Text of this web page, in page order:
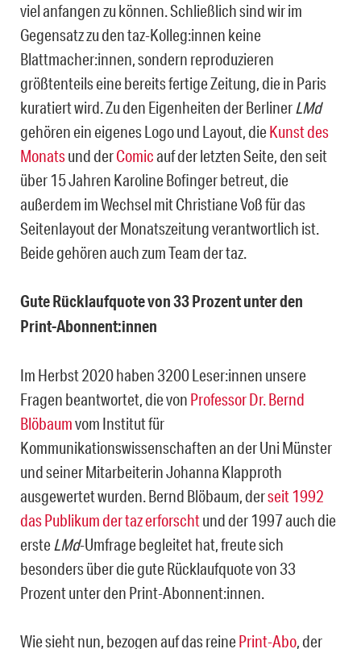
viel anfangen zu können. Schließlich sind wir im
Gegensatz zu den taz-Kolleg:innen keine
Blattmacher:innen, sondern reproduzieren
größtenteils eine bereits fertige Zeitung, die in Paris
kuratiert wird. Zu den Eigenheiten der BerlinerLMd
gehören ein eigenes Logo und Layout, dieKunst des
Monatsund derComicauf der letzten Seite, den seit
über 15 Jahren Karoline Bofinger betreut, die
außerdem im Wechsel mit Christiane Voß für das
Seitenlayout der Monatszeitung verantwortlich ist.
Beide gehören auch zum Team der taz.
Gute Rücklaufquote von 33 Prozent unter den
Print-Abonnent:innen
Im Herbst 2020 haben 3200 Leser:innen unsere
Fragen beantwortet, die von Professor Dr. Bernd
Blöbaumvom Institut für
Kommunikationswissenschaften an der Uni Münster
und seiner Mitarbeiterin Johanna Klapproth
ausgewertet wurden. Bernd Blöbaum, derseit 1992
das Publikum der taz erforschtund der 1997 auch die
ersteLMd-Umfrage begleitet hat, freute sich
besonders über die gute Rücklaufquote von 33
Prozent unter den Print-Abonnent:innen.
Wie sieht nun, bezogen auf das reinePrint-Abo, der